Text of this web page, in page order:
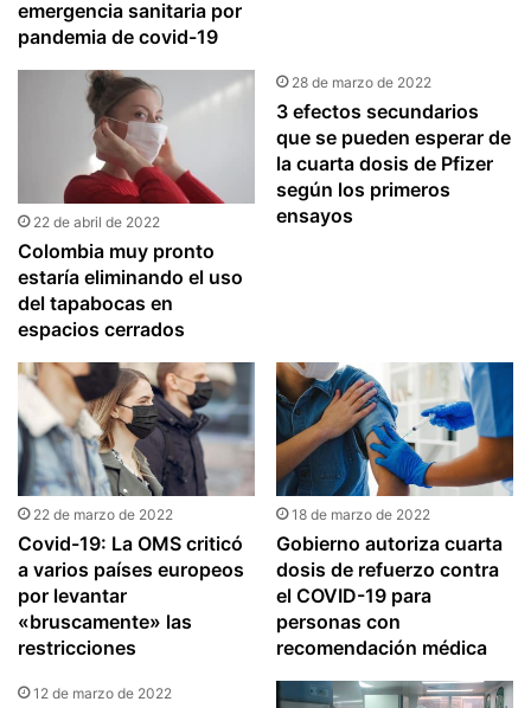
emergencia sanitaria por
pandemia de covid-19
22 de abril de 2022
Colombia muy pronto
estaría eliminando el uso
del tapabocas en
espacios cerrados
28 de marzo de 2022
3 efectos secundarios
que se pueden esperar de
la cuarta dosis de Pfizer
según los primeros
ensayos
22 de marzo de 2022
Covid-19: La OMS criticó
a varios países europeos
por levantar
«bruscamente» las
restricciones
18 de marzo de 2022
Gobierno autoriza cuarta
dosis de refuerzo contra
el COVID-19 para
personas con
recomendación médica
12 de marzo de 2022